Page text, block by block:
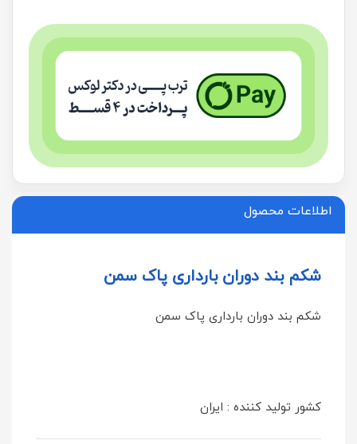
اطلاعات محصول
شكم بند دوران بارداری پاک سمن
شكم بند دوران بارداری پاک سمن
کشور تولید کننده : ایران